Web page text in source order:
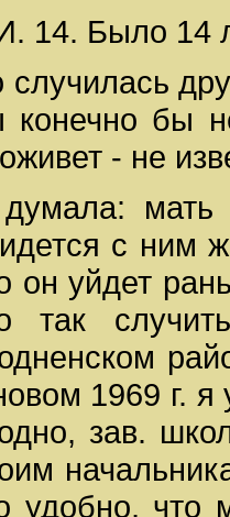
14. Было 14
случилась
конечно бы
- не
с ним
он уйдет
так
1969 г.
зав.
удобно, что